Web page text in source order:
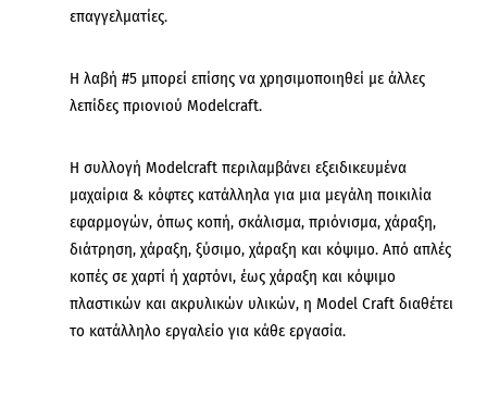
επαγγελματίες.
Η λαβή #5 μπορεί επίσης να χρησιμοποιηθεί με άλλες
λεπίδες πριονιού Modelcraft.
Η συλλογή Modelcraft περιλαμβάνει εξειδικευμένα
μαχαίρια & κόφτες κατάλληλα για μια μεγάλη ποικιλία
εφαρμογών, όπως κοπή, σκάλισμα, πριόνισμα, χάραξη,
διάτρηση, χάραξη, ξύσιμο, χάραξη και κόψιμο. Από απλές
κοπές σε χαρτί ή χαρτόνι, έως χάραξη και κόψιμο
πλαστικών και ακρυλικών υλικών, η Model Craft διαθέτει
το κατάλληλο εργαλείο για κάθε εργασία.